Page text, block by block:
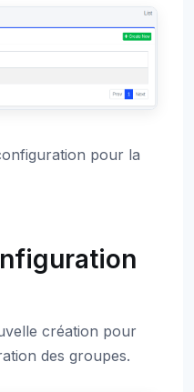
pour la
création pour
des groupes.